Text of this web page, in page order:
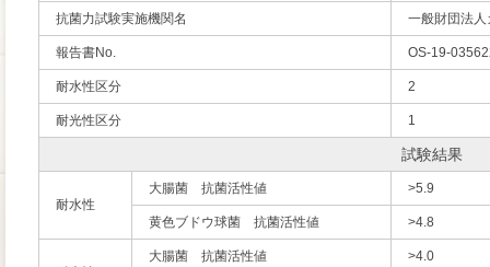
抗菌力試験実施機関名 一般財団法
報告書No. OS-19-
耐水性区分 2
耐光性区分 1
試験結果
耐水性
大腸菌 抗菌活性値 >5.9
黄色ブドウ球菌 抗菌活性値 >4.8
大腸菌 抗菌活性値 >4.0